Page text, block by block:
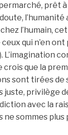
prêt
l’humain,
qui n’en ont
crois que la
sont tirées
juste, privilège
avec la
sommes